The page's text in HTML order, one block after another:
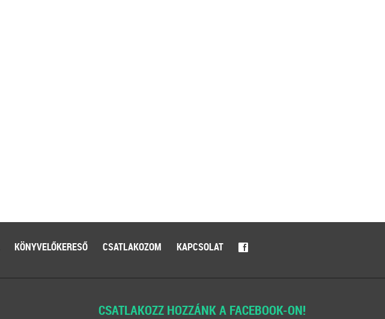
KÖNYVELŐKERESŐ CSATLAKOZOM KAPCSOLAT f
CSATLAKOZZ HOZZÁNK A FACEBOOK-ON!